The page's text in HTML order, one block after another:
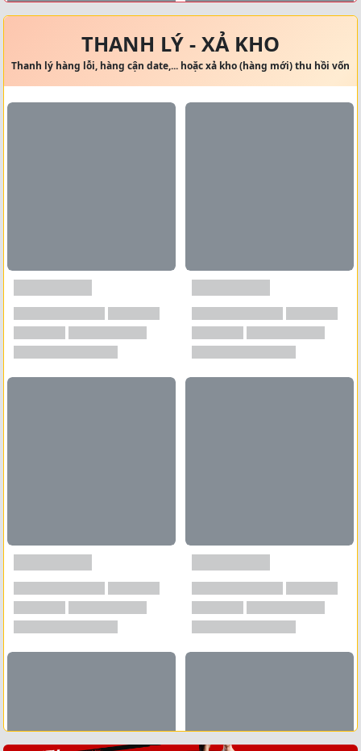
THANH LÝ - XẢ KHO
Thanh lý hàng lỗi, hàng cận date,... hoặc xả kho (hàng mới) thu hồi vốn